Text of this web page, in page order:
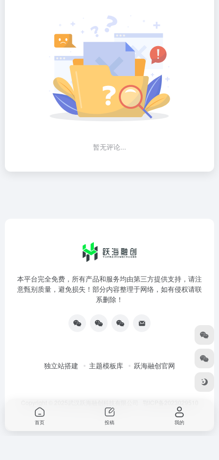
暂无评论...
本平台完全免费，所有产品和服务均由第三方提供支持，请注
意甄别质量，避免损失！部分内容整理于网络，如有侵权请联
系删除！
独立站搭建 主题模板库 跃海融创官网
号-3
首页 投稿 我的